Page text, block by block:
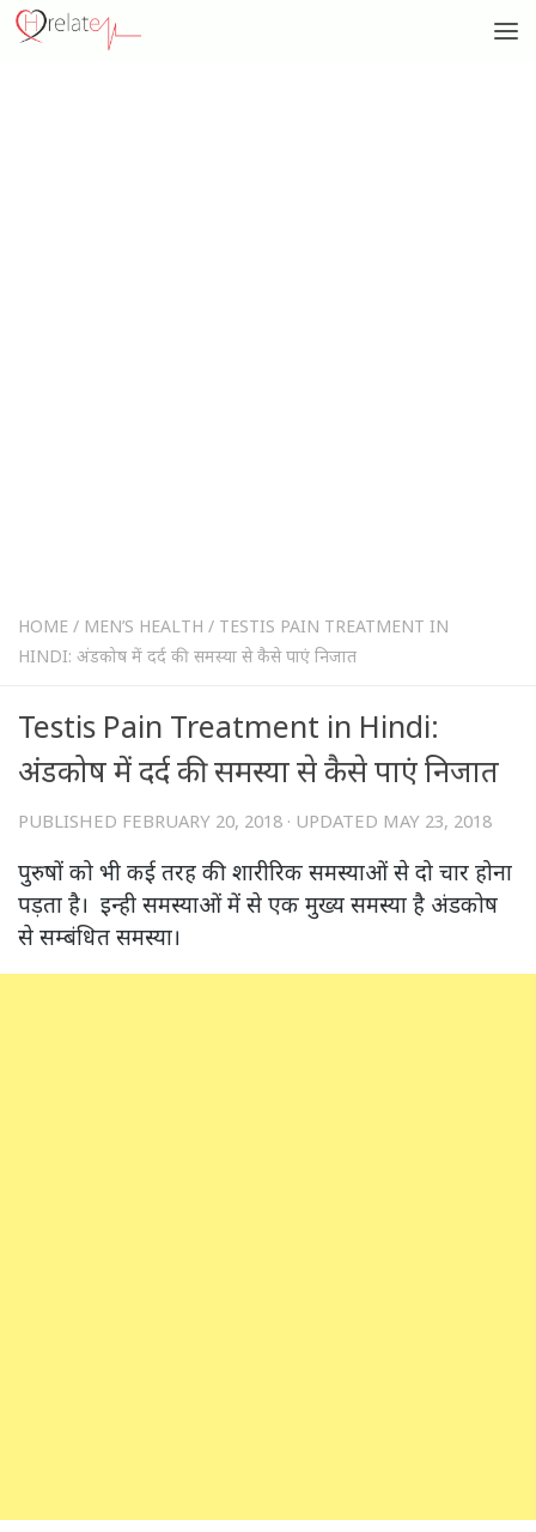
HOME / MEN’S HEALTH / TESTIS PAIN TREATMENT IN
HINDI: अंडकोष में दर्द की समस्या से कैसे पाएं निजात
Testis Pain Treatment in Hindi:
अंडकोष में दर्द की समस्या से कैसे पाएं निजात
PUBLISHED FEBRUARY 20, 2018 · UPDATED MAY 23, 2018
पुरुषों को भी कई तरह की शारीरिक समस्याओं से दो चार होना
पड़ता है। इन्ही समस्याओं में से एक मुख्य समस्या है अंडकोष
से सम्बंधित समस्या।